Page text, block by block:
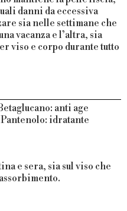
danni da eccessiva
sia nelle settimane che
vacanza e l’altra, sia
viso e corpo durante tutto
: anti age
Pantenolo: idratante
e sera, sia sul viso che